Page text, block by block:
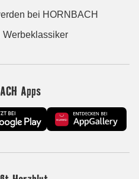
bei HORNBACH
Werbeklassiker
Apps